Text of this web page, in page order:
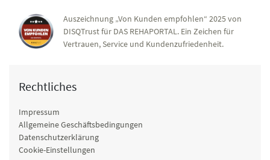
Auszeichnung „Von Kunden empfohlen“ 2025 von
DISQTrust für DAS REHAPORTAL. Ein Zeichen für
Vertrauen, Service und Kundenzufriedenheit.
Rechtliches
Impressum
Allgemeine Geschäftsbedingungen
Datenschutzerklärung
Cookie-Einstellungen